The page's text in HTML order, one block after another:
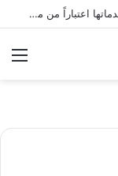
رفع رسوم تسجيل شركات نظم المعلومات وخدماتها اعتباراً من مطلع العام المقبل